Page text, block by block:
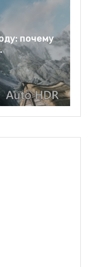
почему